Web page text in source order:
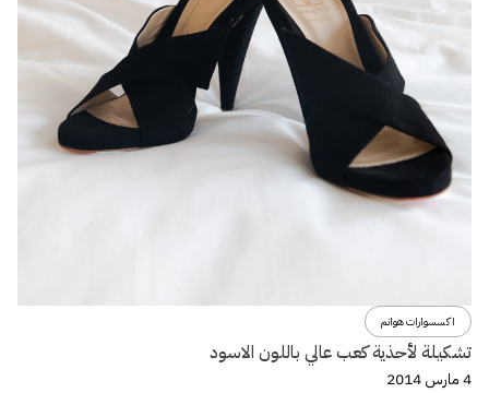
اكسسوارات هوانم
تشكيلة لأحذية كعب عالي باللون الاسود
4 مارس 2014